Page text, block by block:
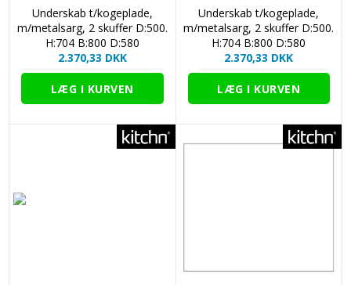
Underskab t/kogeplade,
m/metalsarg, 2 skuffer D:500.
H:704 B:800 D:580
2.370,33 DKK
Underskab t/kogeplade,
m/metalsarg, 2 skuffer D:500.
H:704 B:800 D:580
2.370,33 DKK